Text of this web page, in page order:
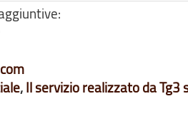
,Il servizio realizzato da Tg3